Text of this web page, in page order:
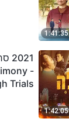
1:41:35
1:42:05
Trials